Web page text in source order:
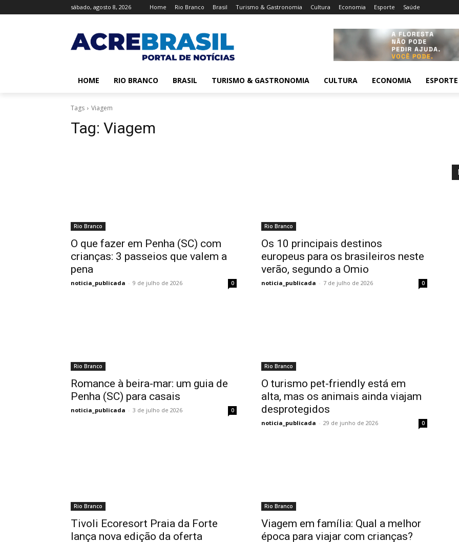
sábado, agosto 8, 2026 Home Rio Branco Brasil Turismo & Gastronomia Cultura Economia Esporte Saúde
HOME RIO BRANCO BRASIL TURISMO & GASTRONOMIA CULTURA ECONOMIA ESPORTE
Tags Viagem
Tag: Viagem
Rio Branco
O que fazer em Penha (SC) com
crianças: 3 passeios que valem a
pena
noticia_publicada - 9 de julho de 2026 0
Rio Branco
Os 10 principais destinos
europeus para os brasileiros neste
verão, segundo a Omio
noticia_publicada - 7 de julho de 2026 0
Rio Branco
Romance à beira-mar: um guia de
Penha (SC) para casais
noticia_publicada - 3 de julho de 2026 0
Rio Branco
O turismo pet-friendly está em
alta, mas os animais ainda viajam
desprotegidos
noticia_publicada - 29 de junho de 2026 0
Rio Branco
Tivoli Ecoresort Praia da Forte
lança nova edição da oferta
Rio Branco
Viagem em família: Qual a melhor
época para viajar com crianças?